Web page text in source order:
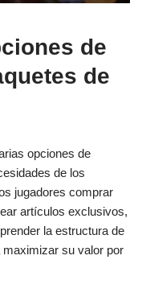
de
de
opciones de
de los
jugadores comprar
artículos exclusivos,
la estructura de
maximizar su valor por